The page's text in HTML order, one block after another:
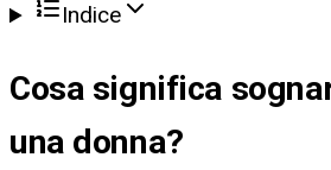
Indice
Cosa significa
una donna?